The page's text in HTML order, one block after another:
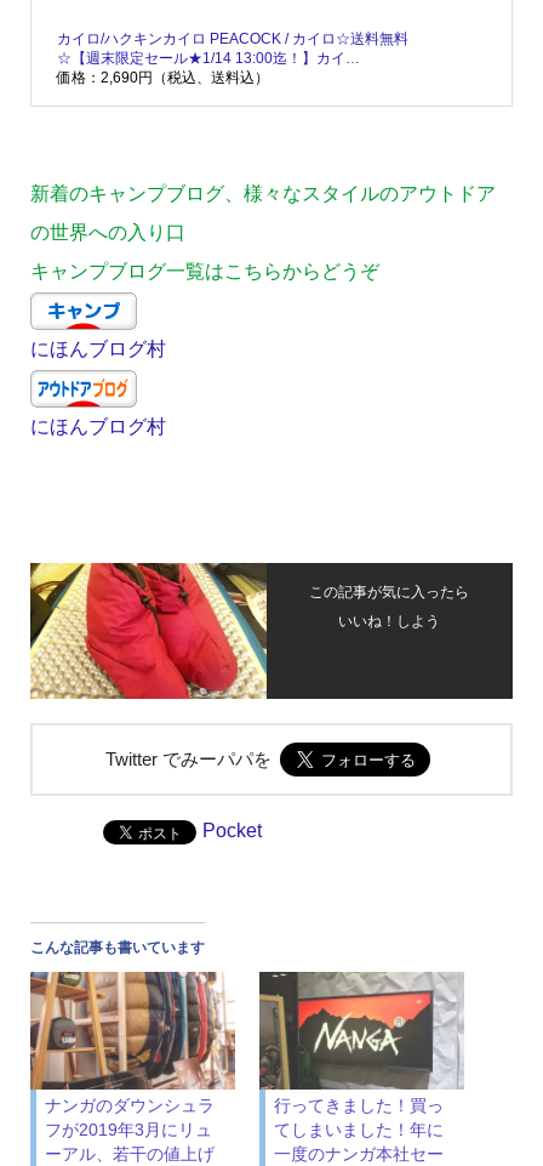
カイロ/ハクキンカイロ PEACOCK / カイロ☆送料無料
☆【週末限定セール★1/14 13:00迄！】カイ…
価格：2,690円（税込、送料込）
新着のキャンプブログ、様々なスタイルのアウトドア
の世界への入り口
キャンプブログ一覧はこちらからどうぞ
にほんブログ村
にほんブログ村
この記事が気に入ったら
いいね！しよう
Twitter でみーパパを
Pocket
こんな記事も書いています
ナンガのダウンシュラ
フが2019年3月にリュ
ーアル、若干の値上げ
行ってきました！買っ
てしまいました！年に
一度のナンガ本社セー